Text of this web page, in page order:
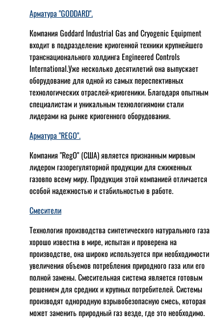
Арматура "GODDARD".
Компания Goddard Industrial Gas and Cryogenic Equipment
входит в подразделение криогенной техники крупнейшего
транснационального холдинга Engineered Controls
International.Уже несколько десятилетий она выпускает
оборудование для одной из самых переспективных
технологических отраслей-криогеники. Благодаря опытным
специалистам и уникальным технологиямони стали
лидерами на рынке криогенного оборудования.
Арматура "REGO".
Компания "RegO" (США) является признанным мировым
лидером газорегуляторной продукции для сжиженных
газовпо всему миру. Продукция этой компанией отличается
особой надежностью и стабильностью в работе.
Смесители
Технология производства синтетического натурального газа
хорошо известна в мире, испытан и проверена на
производстве, она широко используется при необходимости
увеличения объемов потребления природного газа или его
полной замены. Смесительная система является готовым
решением для средних и крупных потребителей. Системы
производят однородную взрывобезопасную смесь, которая
может заменить природный газ везде, где это необходимо.